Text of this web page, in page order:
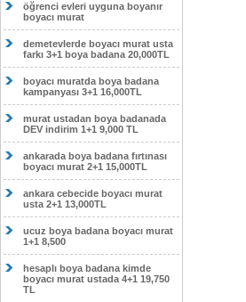
öğrenci evleri uyguna boyanır
boyacı murat
demetevlerde boyacı murat usta
farkı 3+1 boya badana 20,000TL
boyacı muratda boya badana
kampanyası 3+1 16,000TL
murat ustadan boya badanada
DEV indirim 1+1 9,000 TL
ankarada boya badana fırtınası
boyacı murat 2+1 15,000TL
ankara cebecide boyacı murat
usta 2+1 13,000TL
ucuz boya badana boyacı murat
1+1 8,500
hesaplı boya badana kimde
boyacı murat ustada 4+1 19,750
TL